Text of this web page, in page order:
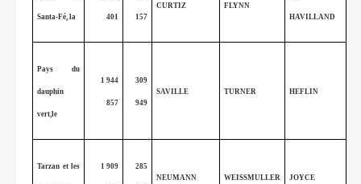
Santa-Fé, la 401 157
CURTIZ FLYNN
HAVILLAND
Pays du
dauphin
vert,le
1 944
857
309
949
SAVILLE TURNER HEFLIN
Tarzan et les 1 909 285
NEUMANN WEISSMULLER JOYCE